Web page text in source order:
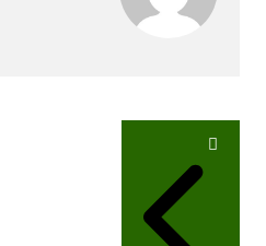
تصفّح
المقالات